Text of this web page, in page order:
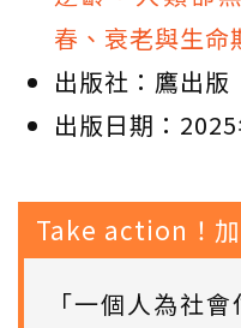
春、衰老與生命
出版社：鷹出版
出版日期：
Take action！加
「一個人為社